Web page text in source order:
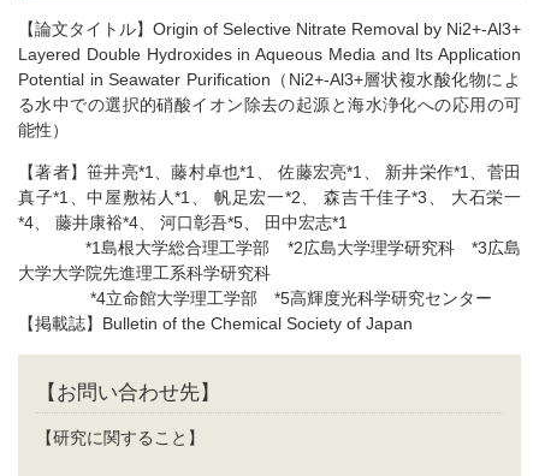
【論文タイトル】Origin of Selective Nitrate Removal by Ni2+-Al3+
Layered Double Hydroxides in Aqueous Media and Its Application
Potential in Seawater Purification（Ni2+-Al3+層状複水酸化物によ
る水中での選択的硝酸イオン除去の起源と海水浄化への応用の可
能性）
【著者】笹井亮*1、藤村卓也*1、 佐藤宏亮*1、 新井栄作*1、菅田
真子*1、中屋敷祐人*1、 帆足宏一*2、 森吉千佳子*3、 大石栄一
*4、 藤井康裕*4、 河口彰吾*5、 田中宏志*1
*1島根大学総合理工学部 *2広島大学理学研究科 *3広島
大学大学院先進理工系科学研究科
*4立命館大学理工学部 *5高輝度光科学研究センター
【掲載誌】Bulletin of the Chemical Society of Japan
【お問い合わせ先】
【研究に関すること】